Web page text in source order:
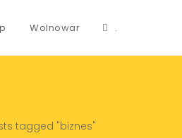
Wolnowar .
tagged "biznes"